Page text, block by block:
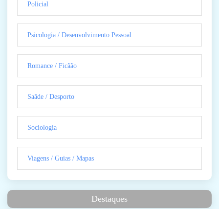
Policial
Psicologia / Desenvolvimento Pessoal
Romance / Ficãão
Saãde / Desporto
Sociologia
Viagens / Guias / Mapas
Destaques